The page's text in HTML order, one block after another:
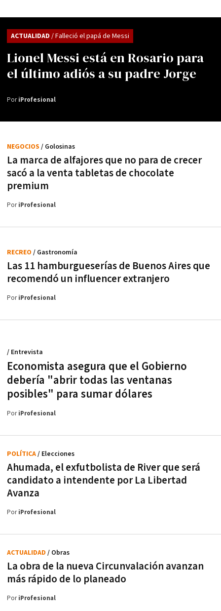
Lionel Messi está en Rosario para
el último adiós a su padre Jorge
ACTUALIDAD / Falleció el papá de Messi
PoriProfesional
La marca de alfajores que no para de crecer
sacó a la venta tabletas de chocolate
premium
NEGOCIOS / Golosinas
PoriProfesional
Las 11 hamburgueserías de Buenos Aires que
recomendó un influencer extranjero
RECREO / Gastronomía
PoriProfesional
Economista asegura que el Gobierno
debería "abrir todas las ventanas
posibles" para sumar dólares
/ Entrevista
PoriProfesional
Ahumada, el exfutbolista de River que será
candidato a intendente por La Libertad
Avanza
POLÍTICA/ Elecciones
PoriProfesional
La obra de la nueva Circunvalación avanzan
más rápido de lo planeado
ACTUALIDAD / Obras
PoriProfesional